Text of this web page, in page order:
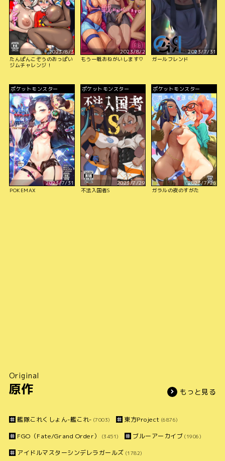
2023/8/3
たんぱんこぞうのおっぱい
ジムチャレンジ！
2023/8/2
もう一戦おねがいします♡
2023/7/31
ガールフレンド
ポケットモンスター
2023/7/31
POKEMAX
ポケットモンスター
2023/7/29
不法入国者S
ポケットモンスター
2023/7/26
ガラルの夜のすがた
Original
原作 もっと見る
艦隊これくしょん-艦これ- (7003) 東方Project (6876)
FGO（Fate/Grand Order） (3451) ブルーアーカイブ (1906)
アイドルマスターシンデレラガールズ (1782)